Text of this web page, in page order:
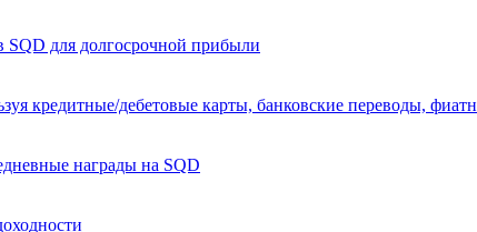
включая торговую информацию и т. д.
SQD для долгосрочной прибыли
кредитные/дебетовые карты, банковские переводы,
награды на SQD